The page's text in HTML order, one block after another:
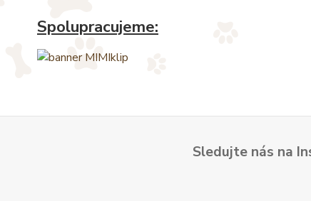
Spolupracujeme:
Sledujte nás na